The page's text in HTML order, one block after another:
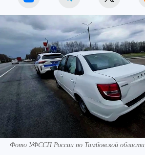
Фото УФССП России по Тамбовской области